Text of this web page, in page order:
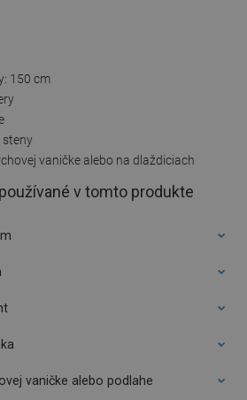
150 cm
steny
vaničke alebo na dlaždiciach
v tomto produkte
vaničke alebo podlahe